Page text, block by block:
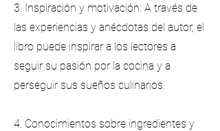
3. Inspiración y motivación: A través de
las experiencias y anécdotas del autor, el
libro puede inspirar a los lectores a
seguir su pasión por la cocina y a
perseguir sus sueños culinarios.
4. Conocimientos sobre ingredientes y